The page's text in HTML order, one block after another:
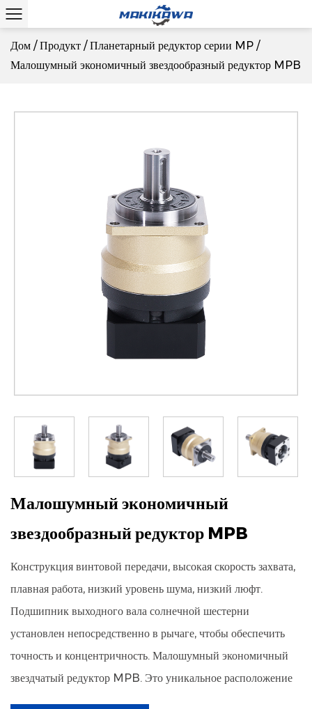
Дом /Продукт /Планетарный редуктор серии MP /
Малошумный экономичный звездообразный редуктор MPB
Малошумный экономичный
звездообразный редуктор MPB
Конструкция винтовой передачи, высокая скорость захвата,
плавная работа, низкий уровень шума, низкий люфт.
Подшипник выходного вала солнечной шестерни
установлен непосредственно в рычаге, чтобы обеспечить
точность и концентричность. Малошумный экономичный
звездчатый редуктор MPB. Это уникальное расположение